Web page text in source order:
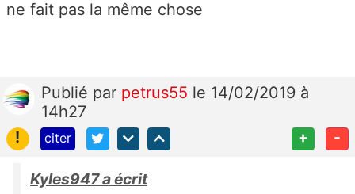
ne fait pas la même chose
Publié par petrus55 le 14/02/2019 à
14h27
!
citer + -
Kyles947 a écrit